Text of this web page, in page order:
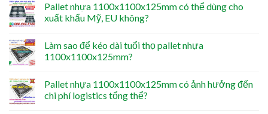
Pallet nhựa 1100x1100x125mm có thể dùng cho
xuất khẩu Mỹ, EU không?
Làm sao để kéo dài tuổi thọ pallet nhựa
1100x1100x125mm?
Pallet nhựa 1100x1100x125mm có ảnh hưởng đến
chi phí logistics tổng thể?